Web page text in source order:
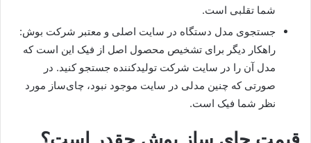
شما تقلبی است.
جستجوی مدل دستگاه در سایت اصلی و معتبر شرکت بوش:
راهکار دیگر برای تشخیص محصول اصل از فیک این است که
مدل آن را در سایت شرکت تولیدکننده جستجو کنید. در
صورتی که چنین مدلی در سایت موجود نبود، چای‌ساز مورد
نظر شما فیک است.